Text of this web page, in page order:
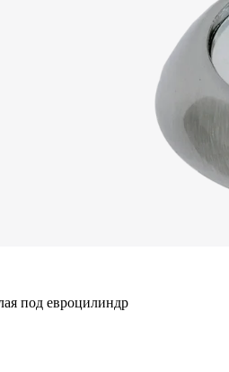
под евроцилиндр